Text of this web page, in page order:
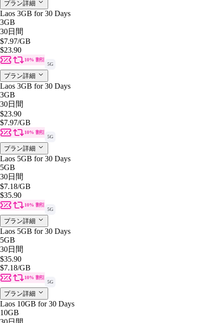
プラン詳細
Laos 3GB for 30 Days
3GB
30日間
$7.97/GB
$23.90
10% 割引
5G
プラン詳細
Laos 3GB for 30 Days
3GB
30日間
$23.90
$7.97/GB
10% 割引
5G
プラン詳細
Laos 5GB for 30 Days
5GB
30日間
$7.18/GB
$35.90
10% 割引
5G
プラン詳細
Laos 5GB for 30 Days
5GB
30日間
$35.90
$7.18/GB
10% 割引
5G
プラン詳細
Laos 10GB for 30 Days
10GB